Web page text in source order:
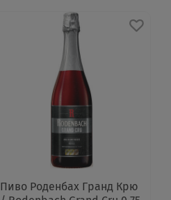
Пиво Роденбах Гранд Крю